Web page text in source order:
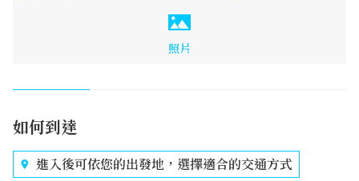
照片
如何到達
進入後可依您的出發地，選擇適合的交通方式